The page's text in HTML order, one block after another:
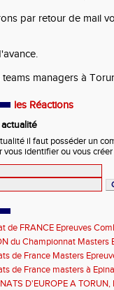
par retour de mail
managers à
les Réactions
il faut posséder un
vous identifier ou vous
de FRANCE Epreuves
du Championnat Masters
les 27-28 juin
de France Masters
de France masters à
montée de barres et
D'EUROPE A